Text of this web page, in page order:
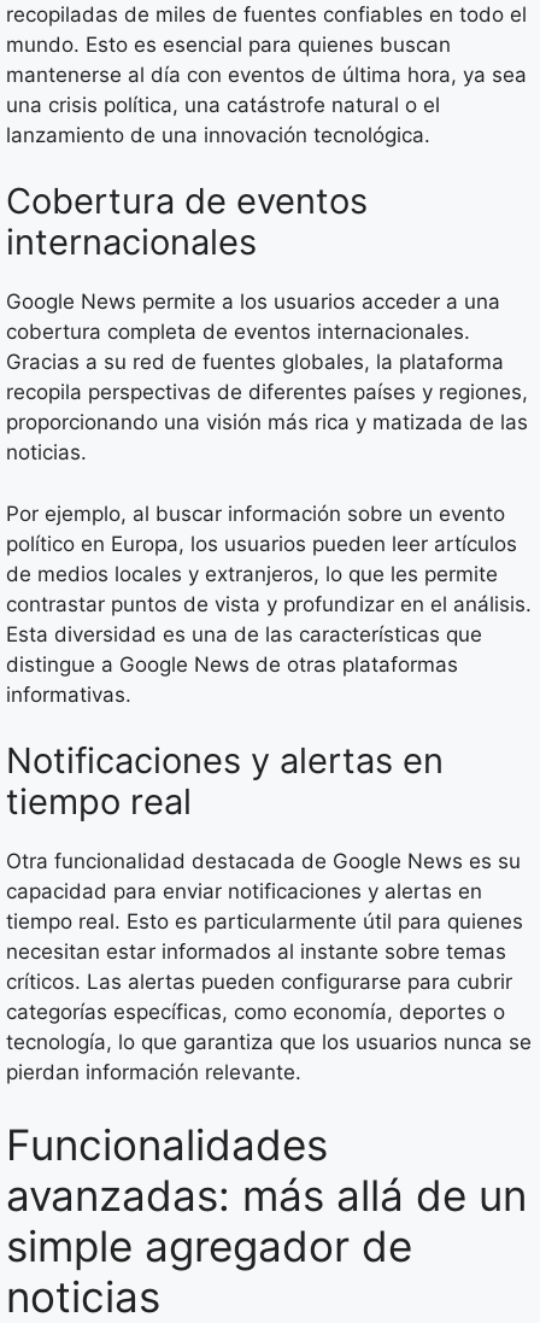
recopiladas de miles de fuentes confiables en todo el
mundo. Esto es esencial para quienes buscan
mantenerse al día con eventos de última hora, ya sea
una crisis política, una catástrofe natural o el
lanzamiento de una innovación tecnológica.
Cobertura de eventos
internacionales
Google News permite a los usuarios acceder a una
cobertura completa de eventos internacionales.
Gracias a su red de fuentes globales, la plataforma
recopila perspectivas de diferentes países y regiones,
proporcionando una visión más rica y matizada de las
noticias.
Por ejemplo, al buscar información sobre un evento
político en Europa, los usuarios pueden leer artículos
de medios locales y extranjeros, lo que les permite
contrastar puntos de vista y profundizar en el análisis.
Esta diversidad es una de las características que
distingue a Google News de otras plataformas
informativas.
Notificaciones y alertas en
tiempo real
Otra funcionalidad destacada de Google News es su
capacidad para enviar notificaciones y alertas en
tiempo real. Esto es particularmente útil para quienes
necesitan estar informados al instante sobre temas
críticos. Las alertas pueden configurarse para cubrir
categorías específicas, como economía, deportes o
tecnología, lo que garantiza que los usuarios nunca se
pierdan información relevante.
Funcionalidades
avanzadas: más allá de un
simple agregador de
noticias